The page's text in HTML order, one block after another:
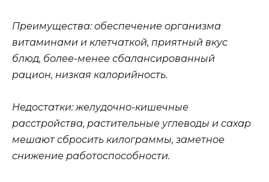
Преимущества: обеспечение организма
витаминами и клетчаткой, приятный вкус
блюд, более-менее сбалансированный
рацион, низкая калорийность.
Недостатки: желудочно-кишечные
расстройства, растительные углеводы и сахар
мешают сбросить килограммы, заметное
снижение работоспособности.